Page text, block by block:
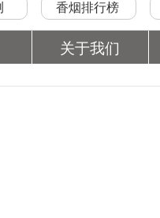
香烟排行榜
关于我们